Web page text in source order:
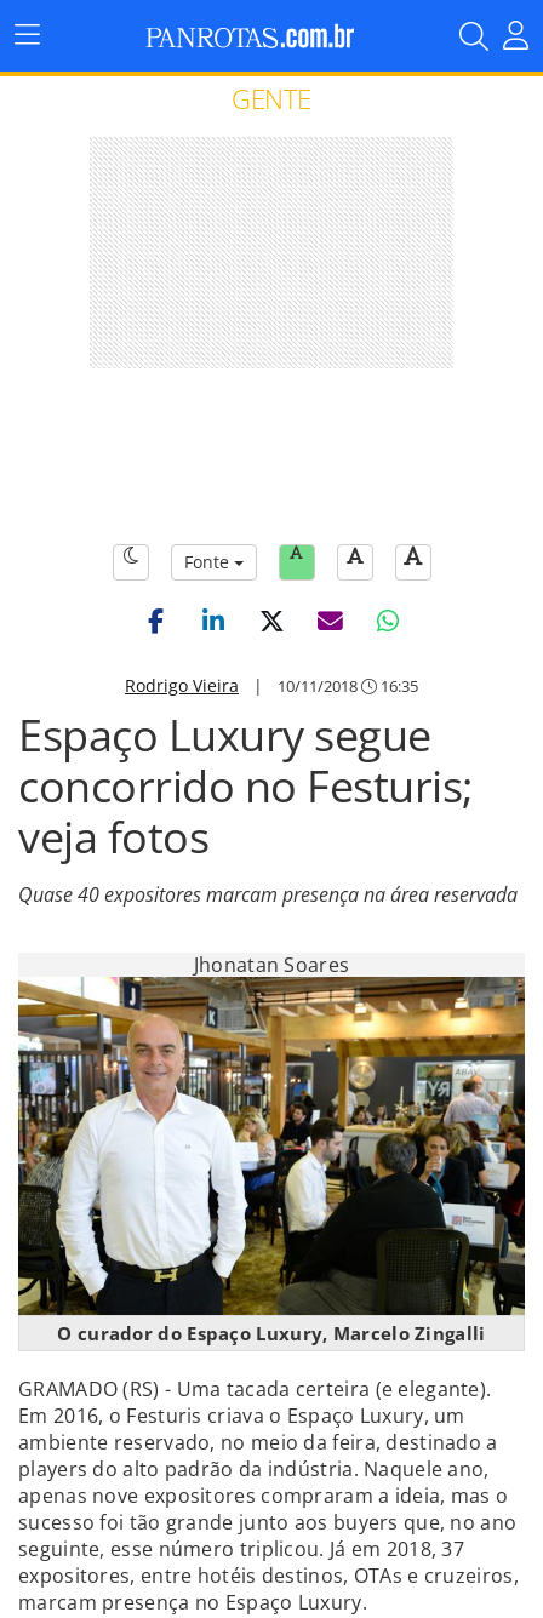
Menu
Principal
GENTE
Fonte
Rodrigo Vieira | 10/11/2018 16:35
Espaço Luxury segue
concorrido no Festuris;
veja fotos
Quase 40 expositores marcam presença na área reservada
Jhonatan Soares
O curador do Espaço Luxury, Marcelo Zingalli
GRAMADO (RS) - Uma tacada certeira (e elegante).
Em 2016, o Festuris criava o Espaço Luxury, um
ambiente reservado, no meio da feira, destinado a
players do alto padrão da indústria. Naquele ano,
apenas nove expositores compraram a ideia, mas o
sucesso foi tão grande junto aos buyers que, no ano
seguinte, esse número triplicou. Já em 2018, 37
expositores, entre hotéis destinos, OTAs e cruzeiros,
marcam presença no Espaço Luxury.